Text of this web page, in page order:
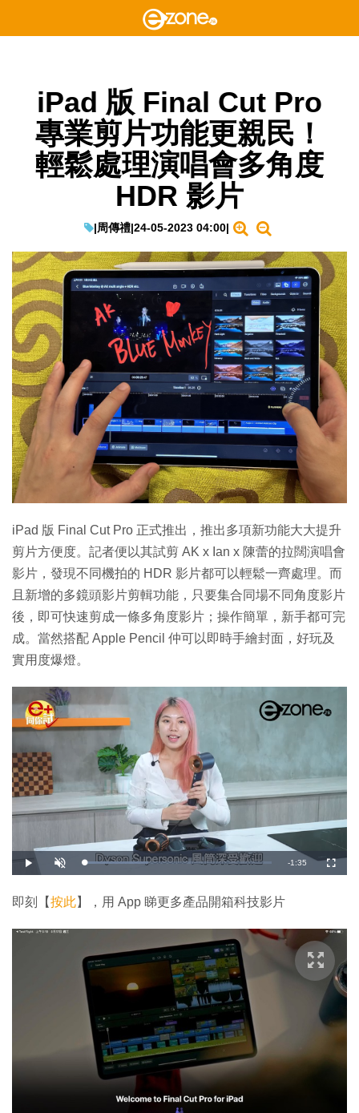
iPad 版 Final Cut Pro
專業剪片功能更親民！
輕鬆處理演唱會多角度
HDR 影片
|周傳禮|24-05-2023 04:00|
iPad 版 Final Cut Pro 正式推出，推出多項新功能大大提升
剪片方便度。記者便以其試剪 AK x Ian x 陳蕾的拉闊演唱會
影片，發現不同機拍的 HDR 影片都可以輕鬆一齊處理。而
且新增的多鏡頭影片剪輯功能，只要集合同場不同角度影片
後，即可快速剪成一條多角度影片；操作簡單，新手都可完
成。當然搭配 Apple Pencil 仲可以即時手繪封面，好玩及
實用度爆燈。
播
放
開
啟
載
3
1
剩
-1:35
全
螢
即刻【按此】，用 App 睇更多產品開箱科技影片